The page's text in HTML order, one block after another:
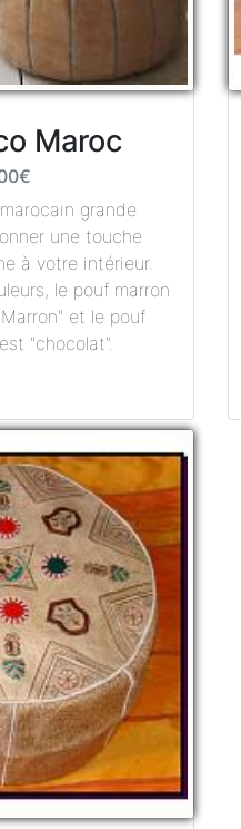
Maroc
grande
une touche
à votre intérieur.
le pouf marron
et le pouf
"chocolat".